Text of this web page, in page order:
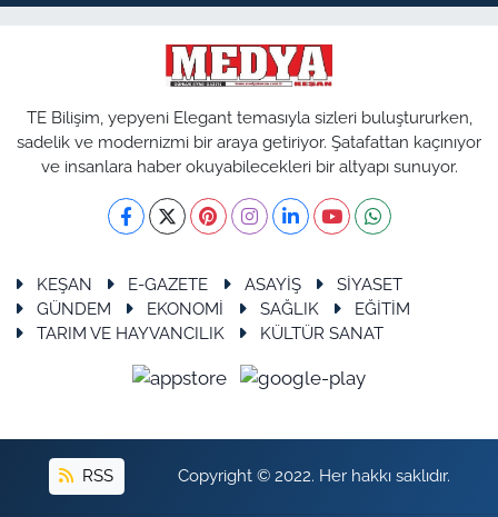
TE Bilişim, yepyeni Elegant temasıyla sizleri buluştururken,
sadelik ve modernizmi bir araya getiriyor. Şatafattan kaçınıyor
ve insanlara haber okuyabilecekleri bir altyapı sunuyor.
KEŞAN E-GAZETE ASAYİŞ
SİYASET
GÜNDEM
EKONOMİ SAĞLIK
EĞİTİM
TARIM VE HAYVANCILIK
KÜLTÜR SANAT
RSS Copyright © 2022. Her hakkı saklıdır.